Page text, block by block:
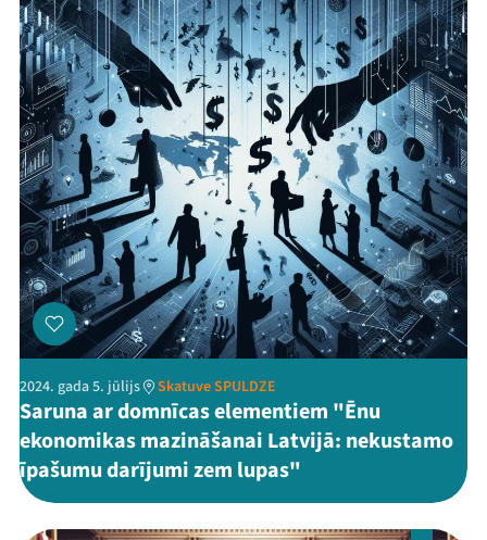
Mana programma
Festivāls
Programma
Arhīvs
Viņi bija LAMPĀ 2026
Jaunumi
Ziedo
Veikals
Kontakti
2024. gada 5. jūlijs Skatuve SPULDZE
Saruna ar domnīcas elementiem "Ēnu
ekonomikas mazināšanai Latvijā: nekustamo
īpašumu darījumi zem lupas"